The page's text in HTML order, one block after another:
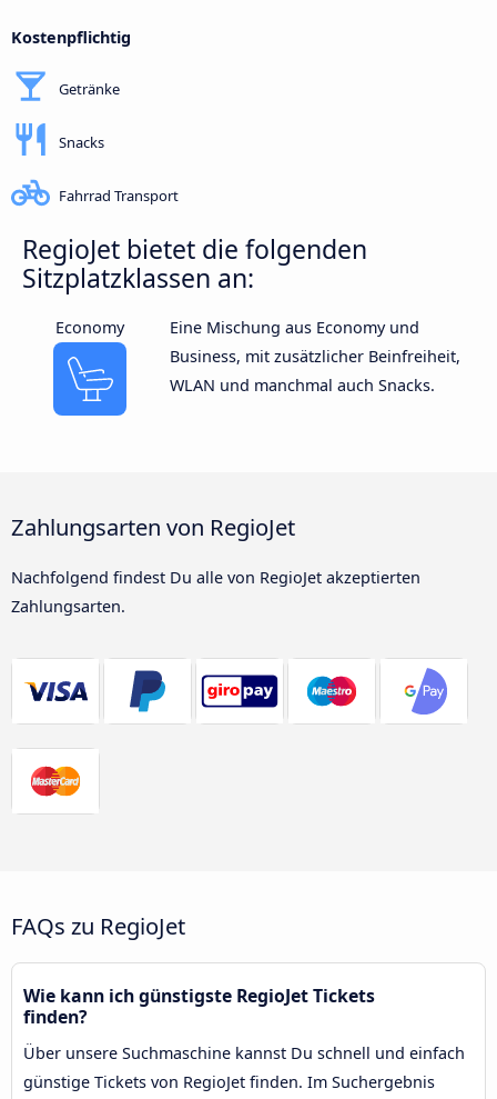
Kostenpflichtig
Getränke
Snacks
Fahrrad Transport
RegioJet bietet die folgenden
Sitzplatzklassen an:
Economy
Eine Mischung aus Economy und
Business, mit zusätzlicher Beinfreiheit,
WLAN und manchmal auch Snacks.
Zahlungsarten von RegioJet
Nachfolgend findest Du alle von RegioJet akzeptierten
Zahlungsarten.
FAQs zu RegioJet
Wie kann ich günstigste RegioJet Tickets
finden?
Über unsere Suchmaschine kannst Du schnell und einfach
günstige Tickets von RegioJet finden. Im Suchergebnis